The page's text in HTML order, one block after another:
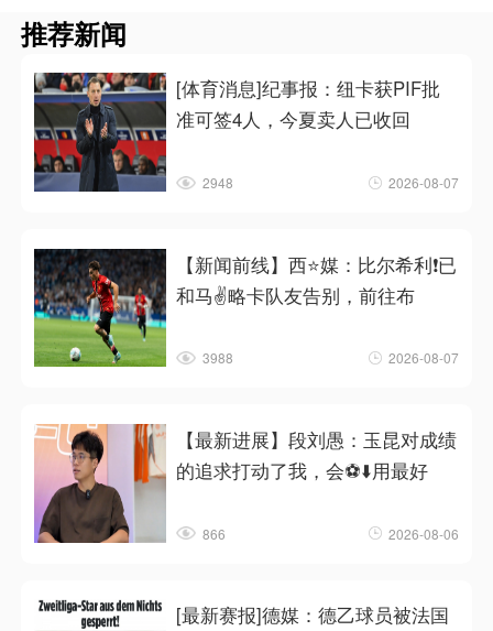
推荐新闻
[体育消息]纪事报：纽卡获PIF批
准可签4人，今夏卖人已收回
2948 2026-08-07
【新闻前线】西⭐媒：比尔希利❗已
和马✌️略卡队友告别，前往布
3988 2026-08-07
【最新进展】段刘愚：玉昆对成绩
的追求打动了我，会⚽⬇️用最好
866 2026-08-06
[最新赛报]德媒：德乙球员被法国